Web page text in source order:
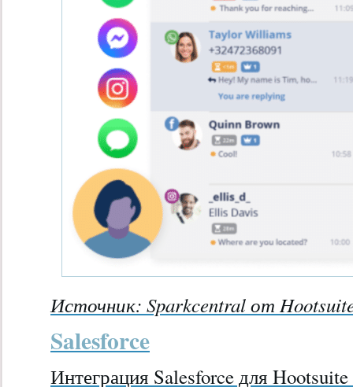
Источник: Sparkcentral от
Salesforce
Интеграция Salesforce для Hootsuite